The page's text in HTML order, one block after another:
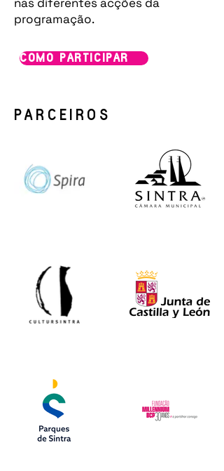
programação.
COMO PARTICIPAR
PARCEIROS